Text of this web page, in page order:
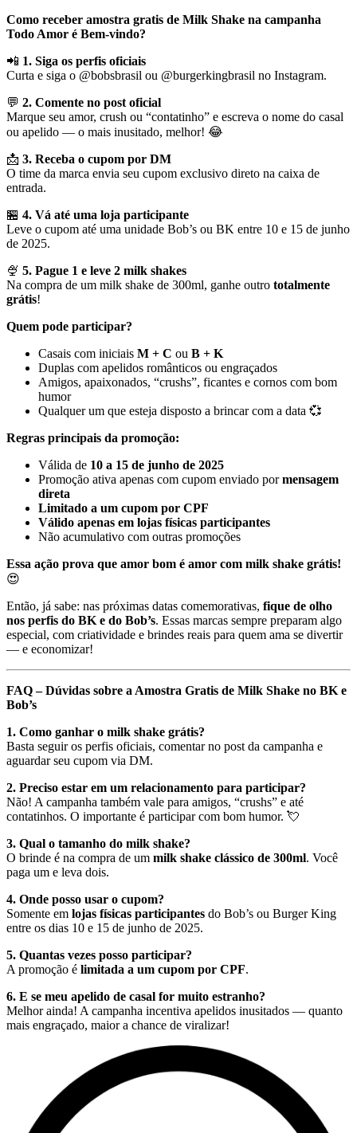
Como receber amostra gratis de Milk Shake na campanha
Todo Amor é Bem-vindo?
📲 1. Siga os perfis oficiais
Curta e siga o @bobsbrasil ou @burgerkingbrasil no Instagram.
💬 2. Comente no post oficial
Marque seu amor, crush ou “contatinho” e escreva o nome do casal
ou apelido — o mais inusitado, melhor! 😂
📩 3. Receba o cupom por DM
O time da marca envia seu cupom exclusivo direto na caixa de
entrada.
🏪 4. Vá até uma loja participante
Leve o cupom até uma unidade Bob’s ou BK entre 10 e 15 de junho
de 2025.
🍨 5. Pague 1 e leve 2 milk shakes
Na compra de um milk shake de 300ml, ganhe outro totalmente
grátis!
Quem pode participar?
Casais com iniciais M + C ou B + K
Duplas com apelidos românticos ou engraçados
Amigos, apaixonados, “crushs”, ficantes e cornos com bom
humor
Qualquer um que esteja disposto a brincar com a data 💞
Regras principais da promoção:
Válida de 10 a 15 de junho de 2025
Promoção ativa apenas com cupom enviado pormensagem
direta
Limitado a um cupom por CPF
Válido apenas em lojas físicas participantes
Não acumulativo com outras promoções
Essa ação prova que amor bom é amor com milk shake grátis!
😍
Então, já sabe: nas próximas datas comemorativas, fique de olho
nos perfis do BK e do Bob’s. Essas marcas sempre preparam algo
especial, com criatividade e brindes reais para quem ama se divertir
— e economizar!
FAQ – Dúvidas sobre a Amostra Gratis de Milk Shake no BK e
Bob’s
1. Como ganhar o milk shake grátis?
Basta seguir os perfis oficiais, comentar no post da campanha e
aguardar seu cupom via DM.
2. Preciso estar em um relacionamento para participar?
Não! A campanha também vale para amigos, “crushs” e até
contatinhos. O importante é participar com bom humor. 💘
3. Qual o tamanho do milk shake?
O brinde é na compra de um milk shake clássico de 300ml. Você
paga um e leva dois.
4. Onde posso usar o cupom?
Somente em lojas físicas participantes do Bob’s ou Burger King
entre os dias 10 e 15 de junho de 2025.
5. Quantas vezes posso participar?
A promoção é limitada a um cupom por CPF.
6. E se meu apelido de casal for muito estranho?
Melhor ainda! A campanha incentiva apelidos inusitados — quanto
mais engraçado, maior a chance de viralizar!